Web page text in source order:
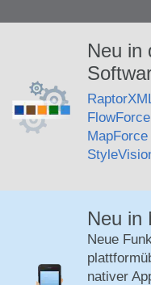
Neu in
Neu in
Neue
nativer